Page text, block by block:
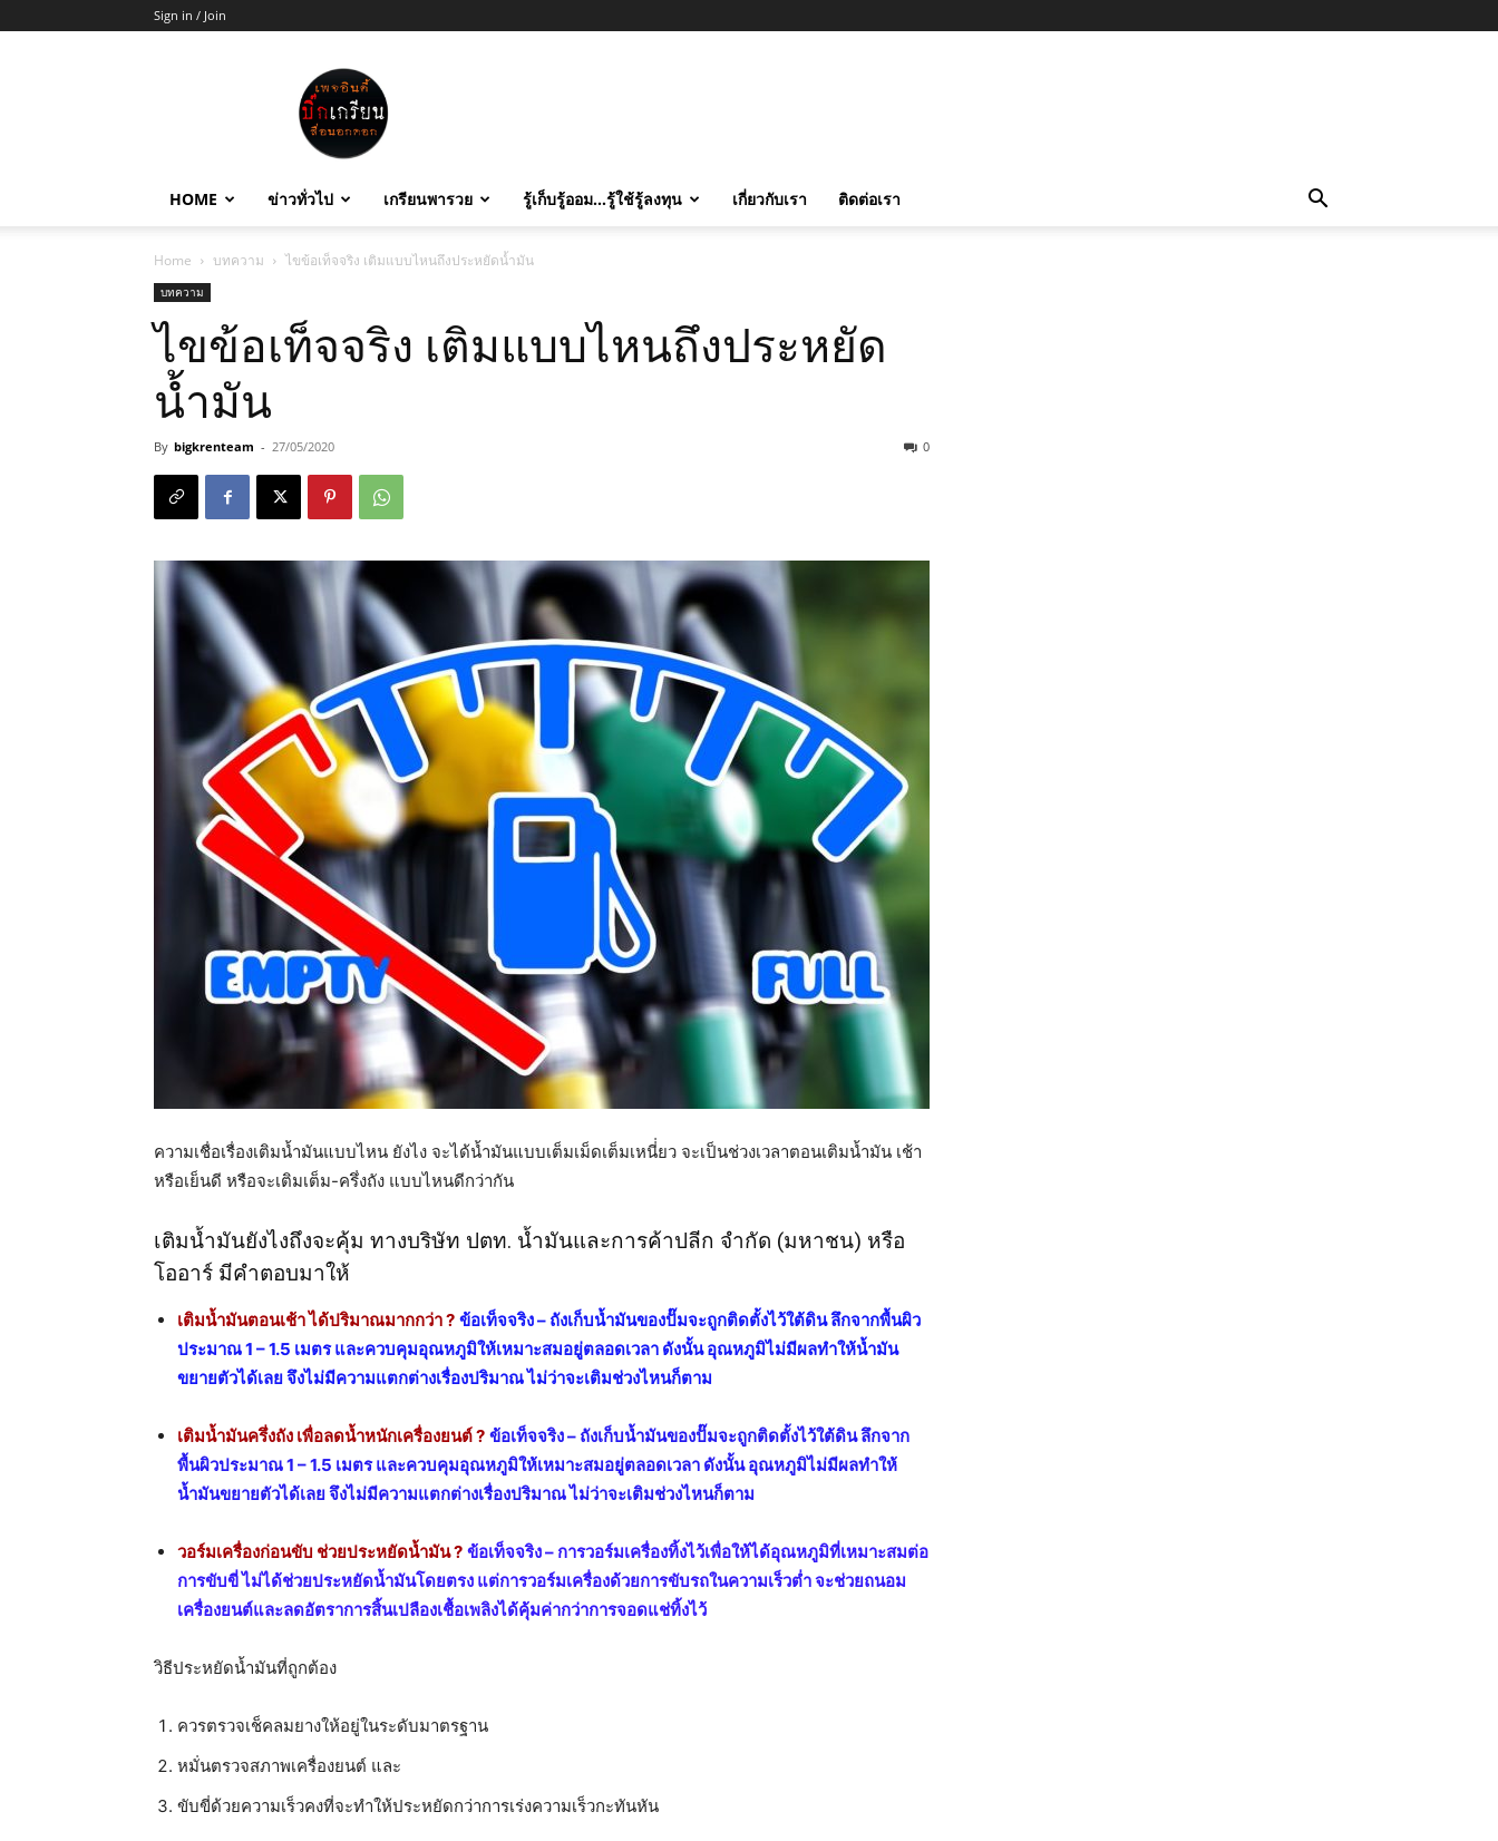
Sign in / Join
บิ๊ก
เกรียน
HOME ข่าวทั่วไป เกรียนพารวย รู้เก็บรู้ออม…รู้ใช้รู้ลงทุน เกี่ยวกับเรา ติดต่อเรา
Home บทความ ไขข้อเท็จจริง เติมแบบไหนถึงประหยัดน้ำมัน
บทความ
ไขข้อเท็จจริง เติมแบบไหนถึงประหยัด
น้ำมัน
By bigkrenteam - 27/05/2020 0
ความเชื่อเรื่องเติมน้ำมันแบบไหน ยังไง จะได้น้ำมันแบบเต็มเม็ดเต็มเหนี่่ยว จะเป็นช่วงเวลาตอนเติมน้ำมัน เช้า
หรือเย็นดี หรือจะเติมเต็ม-ครึ่งถัง แบบไหนดีกว่ากัน
เติมน้ำมันยังไงถึงจะคุ้ม ทางบริษัท ปตท. น้ำมันและการค้าปลีก จำกัด (มหาชน) หรือ
โออาร์ มีคำตอบมาให้
เติมน้ำมันตอนเช้า ได้ปริมาณมากกว่า ? ข้อเท็จจริง – ถังเก็บน้ำมันของปั๊มจะถูกติดตั้งไว้ใต้ดิน ลึกจากพื้นผิว
ประมาณ 1 – 1.5 เมตร และควบคุมอุณหภูมิให้เหมาะสมอยู่ตลอดเวลา ดังนั้น อุณหภูมิไม่มีผลทำให้น้ำมัน
ขยายตัวได้เลย จึงไม่มีความแตกต่างเรื่องปริมาณ ไม่ว่าจะเติมช่วงไหนก็ตาม
เติมน้ำมันครึ่งถัง เพื่อลดน้ำหนักเครื่องยนต์ ? ข้อเท็จจริง – ถังเก็บน้ำมันของปั๊มจะถูกติดตั้งไว้ใต้ดิน ลึกจาก
พื้นผิวประมาณ 1 – 1.5 เมตร และควบคุมอุณหภูมิให้เหมาะสมอยู่ตลอดเวลา ดังนั้น อุณหภูมิไม่มีผลทำให้
น้ำมันขยายตัวได้เลย จึงไม่มีความแตกต่างเรื่องปริมาณ ไม่ว่าจะเติมช่วงไหนก็ตาม
วอร์มเครื่องก่อนขับ ช่วยประหยัดน้ำมัน ? ข้อเท็จจริง – การวอร์มเครื่องทิ้งไว้เพื่อให้ได้อุณหภูมิที่เหมาะสมต่อ
การขับขี่ ไม่ได้ช่วยประหยัดน้ำมันโดยตรง แต่การวอร์มเครื่องด้วยการขับรถในความเร็วต่ำ จะช่วยถนอม
เครื่องยนต์และลดอัตราการสิ้นเปลืองเชื้อเพลิงได้คุ้มค่ากว่าการจอดแช่ทิ้งไว้
วิธีประหยัดน้ำมันที่ถูกต้อง
ควรตรวจเช็คลมยางให้อยู่ในระดับมาตรฐาน
หมั่นตรวจสภาพเครื่องยนต์ และ
ขับขี่ด้วยความเร็วคงที่จะทำให้ประหยัดกว่าการเร่งความเร็วกะทันหัน